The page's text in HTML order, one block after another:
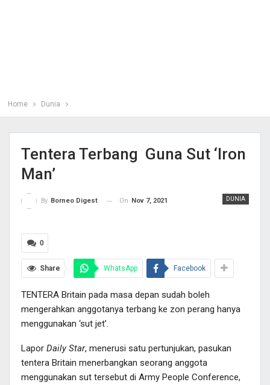
Home Dunia
Tentera Terbang Guna Sut ‘Iron
Man’
DUNIA
By Borneo Digest On Nov 7, 2021
0
Share WhatsApp Facebook
TENTERA Britain pada masa depan sudah boleh
mengerahkan anggotanya terbang ke zon perang hanya
menggunakan ‘sut jet’.
Lapor Daily Star, menerusi satu pertunjukan, pasukan
tentera Britain menerbangkan seorang anggota
menggunakan sut tersebut di Army People Conference,